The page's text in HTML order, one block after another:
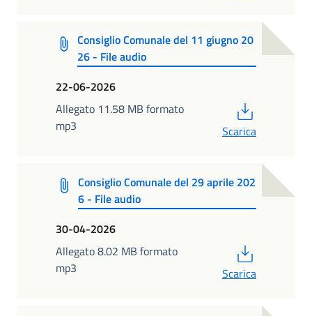
Consiglio Comunale del 11 giugno 20
26 - File audio
22-06-2026
Allegato 11.58 MB formato
mp3
Scarica
Consiglio Comunale del 29 aprile 202
6 - File audio
30-04-2026
Allegato 8.02 MB formato
mp3
Scarica